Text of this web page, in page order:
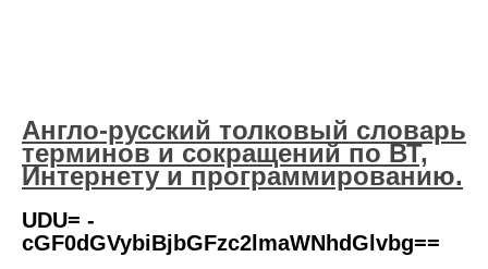
Англо-русский толковый словарь
терминов и сокращений по ВТ,
Интернету и программированию.
UDU= -
cGF0dGVybiBjbGFzc2lmaWNhdGlvbg==